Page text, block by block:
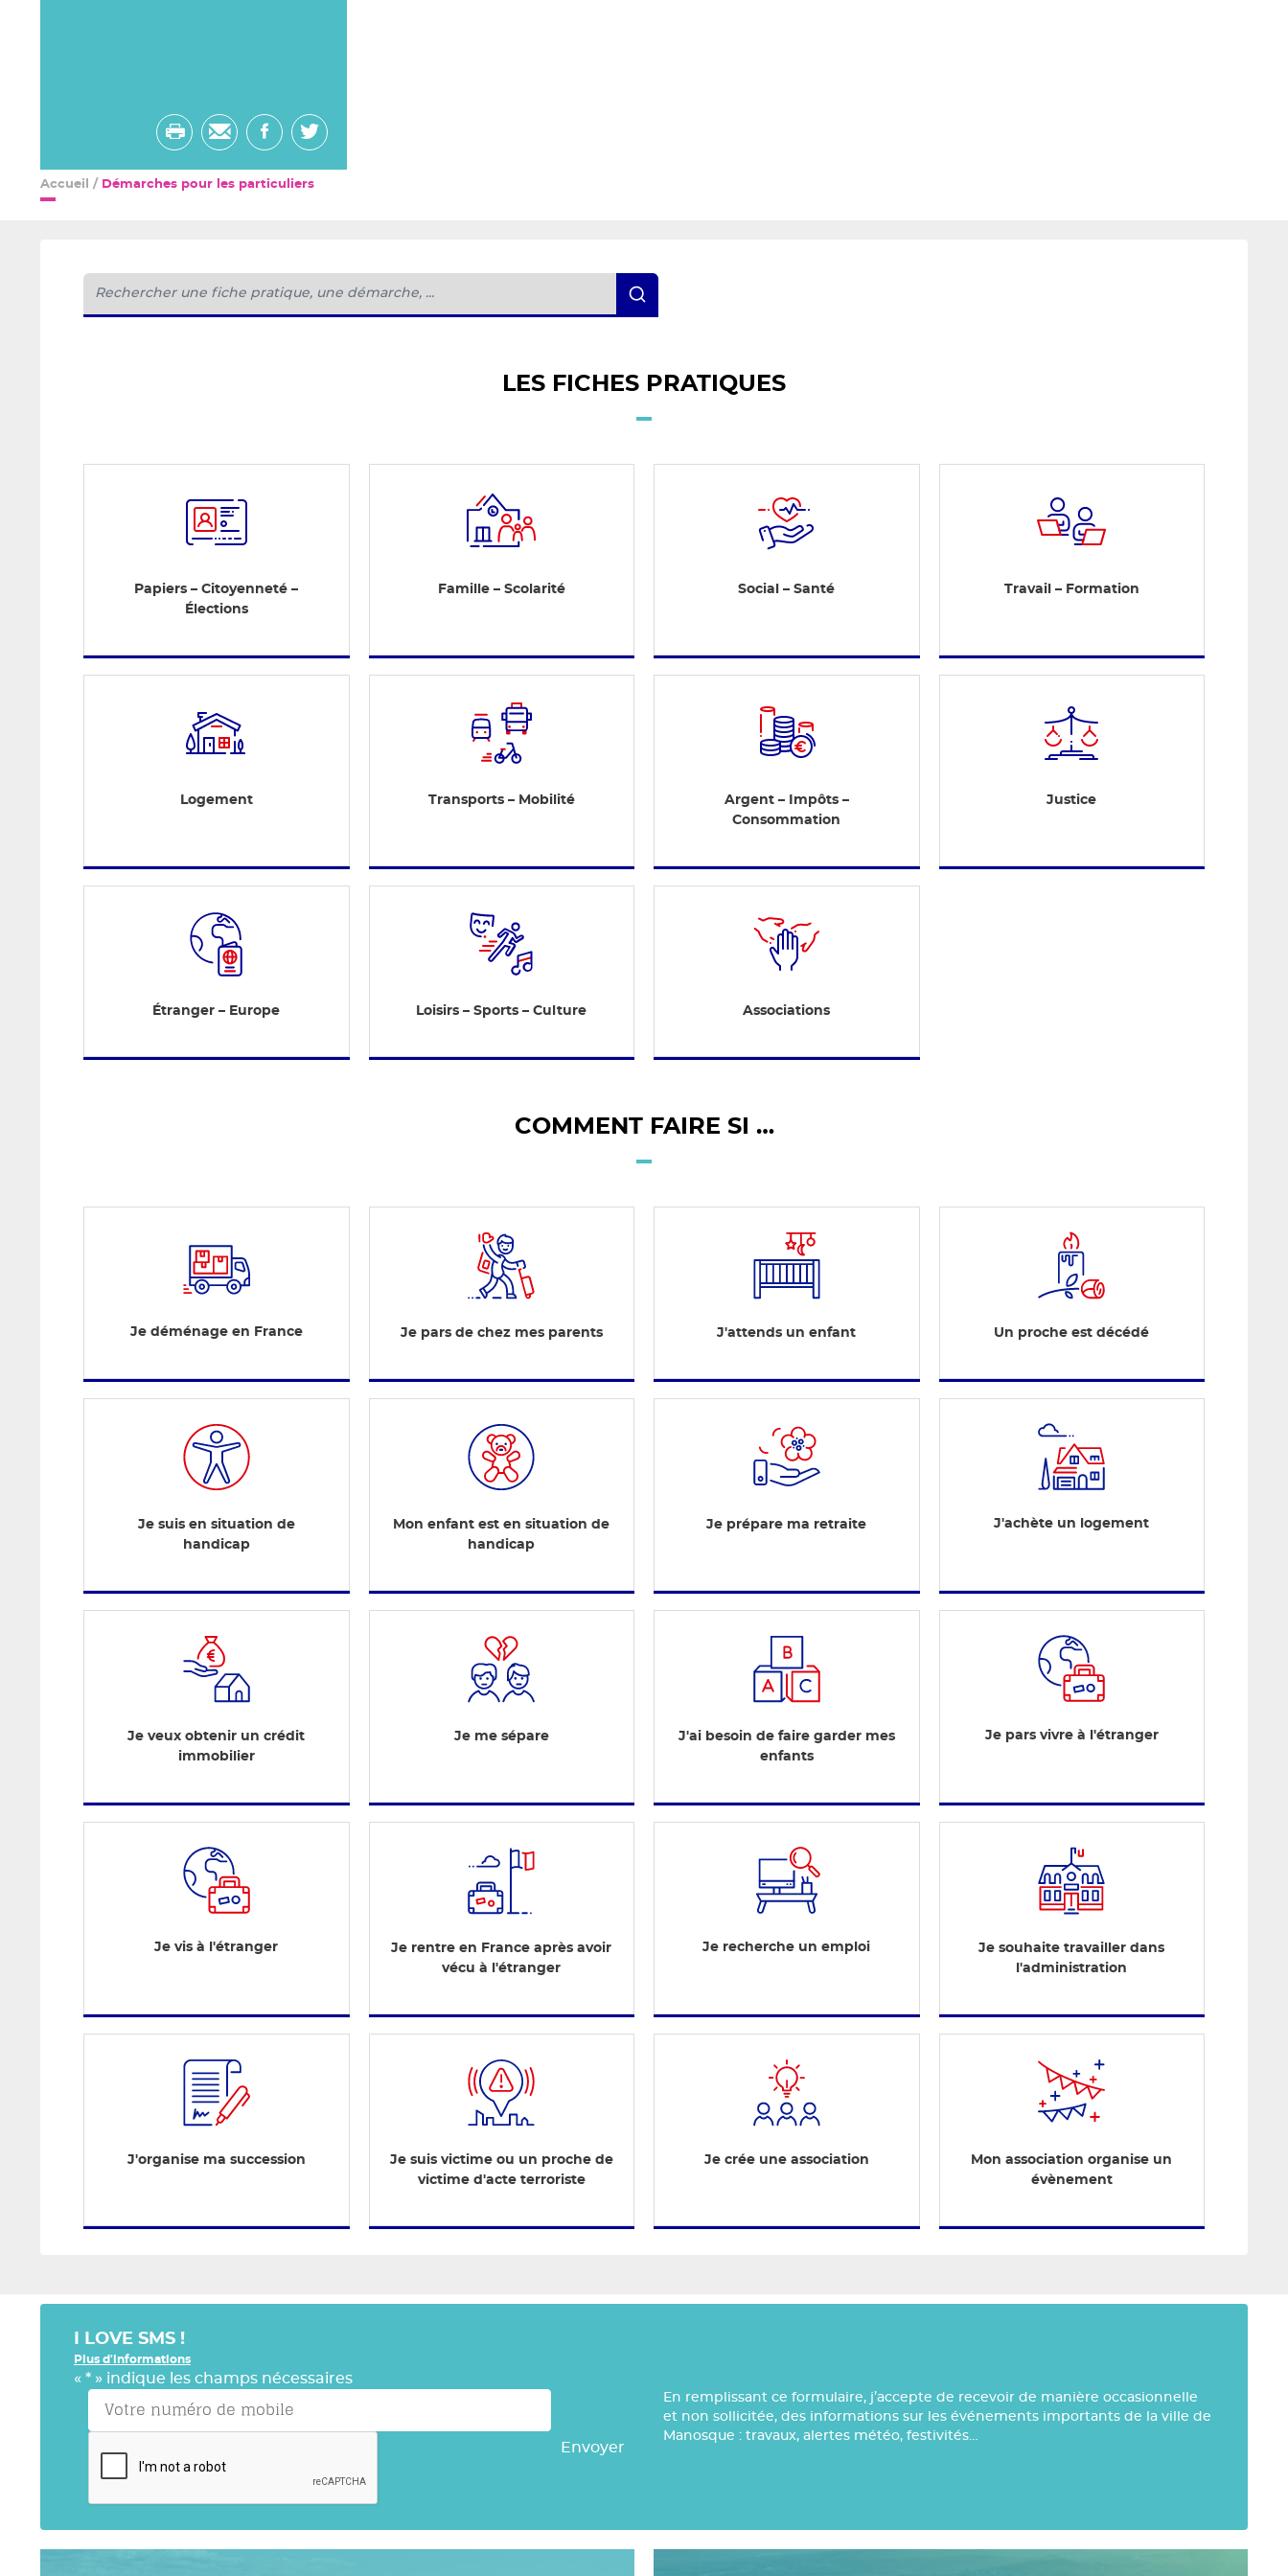
ImprimerEnvoyer
par
Partager
sur
Partager
sur
Accueil / Démarches pour les particuliers
LES FICHES PRATIQUES
Papiers – Citoyenneté –
Élections
Famille – Scolarité Social – Santé Travail – Formation
Logement Transports – Mobilité
Argent – Impôts –
Consommation
Justice
Étranger – Europe Loisirs – Sports – Culture Associations
COMMENT FAIRE SI …
Je déménage en France Je pars de chez mes parents J'attends un enfant Un proche est décédé
Je suis en situation de
handicap
Mon enfant est en situation de
handicap
Je prépare ma retraite J'achète un logement
Je veux obtenir un crédit
immobilier
Je me sépare
J'ai besoin de faire garder mes
enfants
Je pars vivre à l'étranger
Je vis à l'étranger
Je rentre en France après avoir
vécu à l'étranger
Je recherche un emploi
Je souhaite travailler dans
l'administration
J'organise ma succession
Je suis victime ou un proche de
victime d'acte terroriste
Je crée une association
Mon association organise un
évènement
I LOVE SMS !
Plus d'informations
« * » indique les champs nécessaires
Envoyer
En remplissant ce formulaire, j’accepte de recevoir de manière occasionnelle
et non sollicitée, des informations sur les événements importants de la ville de
Manosque : travaux, alertes météo, festivités…